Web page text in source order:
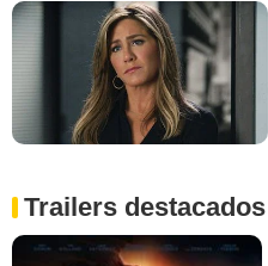
Trailers destacados